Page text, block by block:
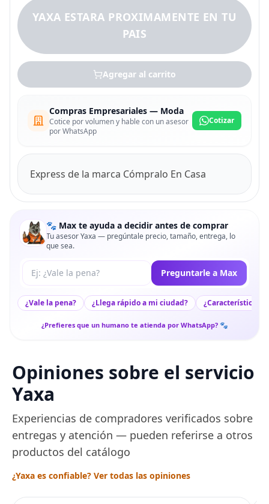
YAXA ESTARA PROXIMAMENTE EN TU
PAIS
Agregar al carrito
Compras Empresariales — Moda
Cotice por volumen y hable con un asesor
por WhatsApp
Cotizar
Express de la marca Cómpralo En Casa
🐾 Max te ayuda a decidir antes de comprar
Tu asesor Yaxa — pregúntale precio, tamaño, entrega, lo
que sea.
Tu pregunta a Max Preguntarle a Max
¿Vale la pena? ¿Llega rápido a mi ciudad? ¿Características
¿Prefieres que un humano te atienda por WhatsApp? 🐾
Opiniones sobre el servicio
Yaxa
Experiencias de compradores verificados sobre
entregas y atención — pueden referirse a otros
productos del catálogo
¿Yaxa es confiable? Ver todas las opiniones